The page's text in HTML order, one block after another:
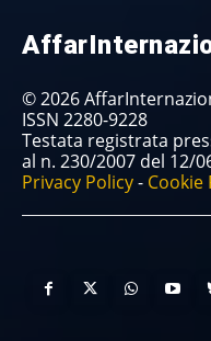
© 2026
ISSN 2280-9228
Testata registrata
al n. 230/2007 del 12/
Privacy Policy- Cookie